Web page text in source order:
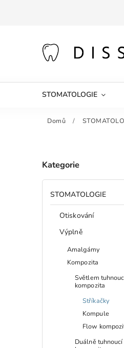
STOMATOLOGIE
Domů /
Kategorie
STOMATOLOGIE
Otiskování
Výplně
Amalgámy
Kompozita
Světlem
kompozita
Stříkačky
Kompule
Flow
Duálně tuhnoucí